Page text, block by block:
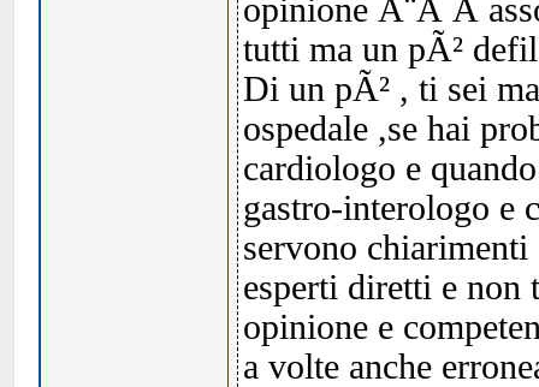
opinione Ã¨Â Â
tutti ma un pÃ²
Di un pÃ² , ti sei
ospedale ,se hai
cardiologo e
gastro-interologo e
servono
esperti diretti e non
opinione e
a volte anche